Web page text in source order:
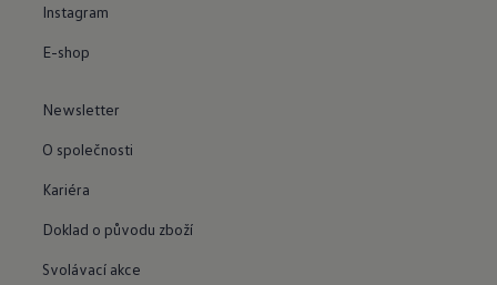
Instagram
E-shop
Newsletter
O společnosti
Kariéra
Doklad o původu zboží
Svolávací akce